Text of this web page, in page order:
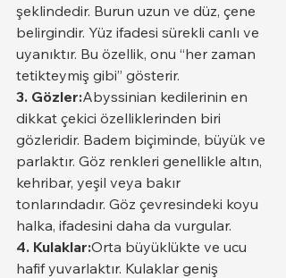
şeklindedir. Burun uzun ve düz, çene
belirgindir. Yüz ifadesi sürekli canlı ve
uyanıktır. Bu özellik, onu “her zaman
tetikteymiş gibi” gösterir.
3. Gözler:Abyssinian kedilerinin en
dikkat çekici özelliklerinden biri
gözleridir. Badem biçiminde, büyük ve
parlaktır. Göz renkleri genellikle altın,
kehribar, yeşil veya bakır
tonlarındadır. Göz çevresindeki koyu
halka, ifadesini daha da vurgular.
4. Kulaklar:Orta büyüklükte ve ucu
hafif yuvarlaktır. Kulaklar geniş